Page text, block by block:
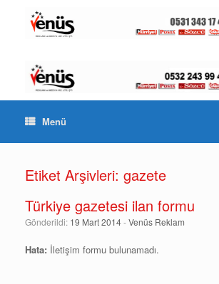
Menü
Etiket Arşivleri: gazete
Türkiye gazetesi ilan formu
Gönderildi: 19 Mart 2014-Venüs Reklam
Hata: İletişim formu bulunamadı.